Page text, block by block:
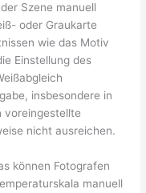
Szene manuell
oder Graukarte
wie das Motiv
Einstellung des
insbesondere in
voreingestellte
nicht ausreichen.
können Fotografen
manuell